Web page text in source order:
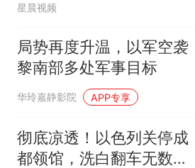
星晨视频
局势再度升温，以军空袭
黎南部多处军事目标
华玲嘉静影院 APP专享
彻底凉透！以色列关停成
都领馆，洗白翻车无数